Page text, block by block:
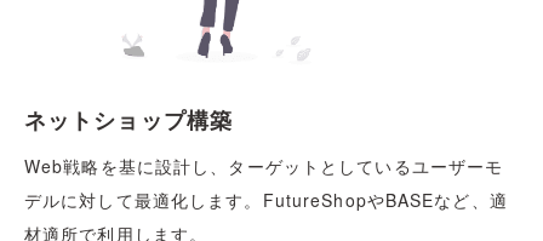
ネットショップ構築
Web戦略を基に設計し、ターゲットとしているユーザーモ
デルに対して最適化します。FutureShopやBASEなど、適
材適所で利用します。